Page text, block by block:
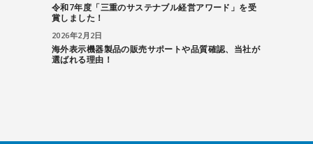
令和7年度「三重のサステナブル経営アワード」を受
賞しました！
2026年2月2日
海外表示機器製品の販売サポートや品質確認、当社が
選ばれる理由！